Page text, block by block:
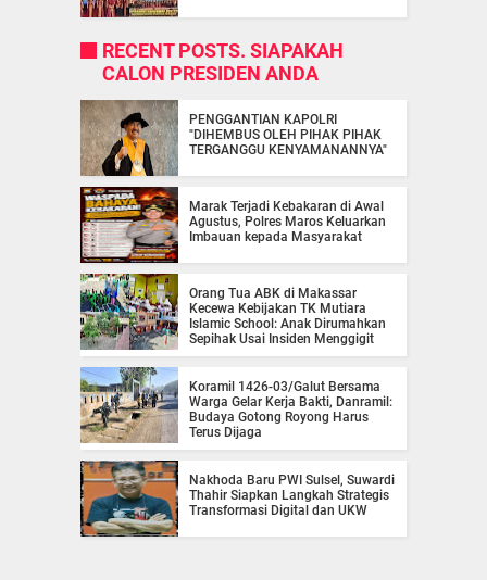
RECENT POSTS. SIAPAKAH
CALON PRESIDEN ANDA
PENGGANTIAN KAPOLRI
"DIHEMBUS OLEH PIHAK PIHAK
TERGANGGU KENYAMANANNYA"
Marak Terjadi Kebakaran di Awal
Agustus, Polres Maros Keluarkan
Imbauan kepada Masyarakat
Orang Tua ABK di Makassar
Kecewa Kebijakan TK Mutiara
Islamic School: Anak Dirumahkan
Sepihak Usai Insiden Menggigit
Koramil 1426-03/Galut Bersama
Warga Gelar Kerja Bakti, Danramil:
Budaya Gotong Royong Harus
Terus Dijaga
Nakhoda Baru PWI Sulsel, Suwardi
Thahir Siapkan Langkah Strategis
Transformasi Digital dan UKW